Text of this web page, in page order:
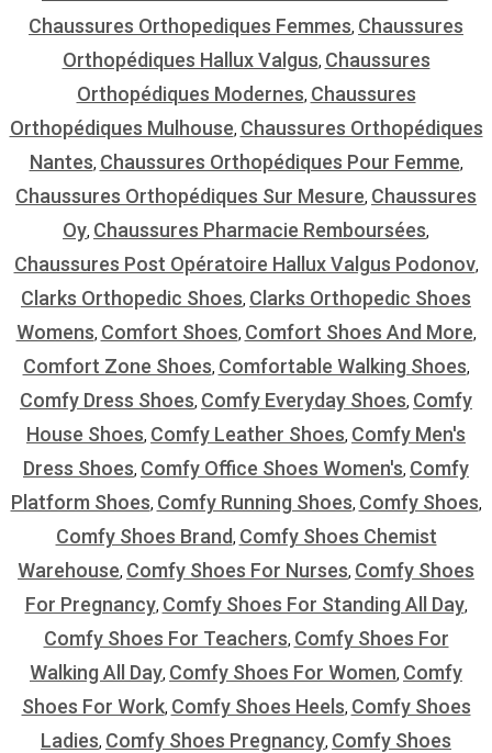
Chaussures Orthopediques Femmes, Chaussures
Orthopédiques Hallux Valgus, Chaussures
Orthopédiques Modernes, Chaussures
Orthopédiques Mulhouse, Chaussures Orthopédiques
Nantes, Chaussures Orthopédiques Pour Femme,
Chaussures Orthopédiques Sur Mesure, Chaussures
Oy, Chaussures Pharmacie Remboursées,
Chaussures Post Opératoire Hallux Valgus Podonov,
Clarks Orthopedic Shoes, Clarks Orthopedic Shoes
Womens, Comfort Shoes, Comfort Shoes And More,
Comfort Zone Shoes, Comfortable Walking Shoes,
Comfy Dress Shoes, Comfy Everyday Shoes, Comfy
House Shoes, Comfy Leather Shoes, Comfy Men's
Dress Shoes, Comfy Office Shoes Women's, Comfy
Platform Shoes, Comfy Running Shoes, Comfy Shoes,
Comfy Shoes Brand, Comfy Shoes Chemist
Warehouse, Comfy Shoes For Nurses, Comfy Shoes
For Pregnancy, Comfy Shoes For Standing All Day,
Comfy Shoes For Teachers, Comfy Shoes For
Walking All Day, Comfy Shoes For Women, Comfy
Shoes For Work, Comfy Shoes Heels, Comfy Shoes
Ladies, Comfy Shoes Pregnancy, Comfy Shoes